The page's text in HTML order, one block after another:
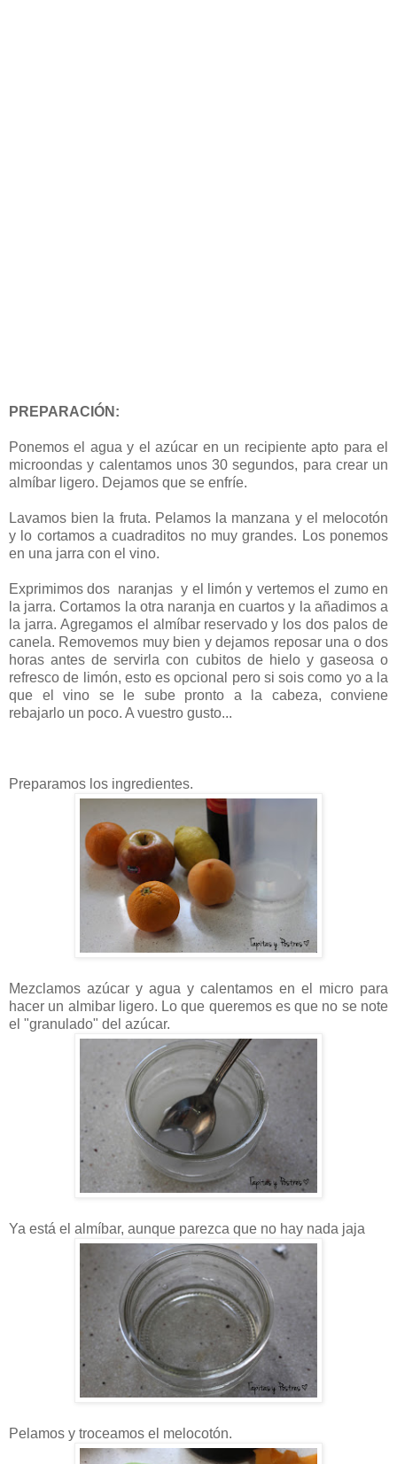
PREPARACIÓN:
Ponemos el agua y el azúcar en un recipiente apto para el
microondas y calentamos unos 30 segundos, para crear un
almíbar ligero. Dejamos que se enfríe.
Lavamos bien la fruta. Pelamos la manzana y el melocotón
y lo cortamos a cuadraditos no muy grandes. Los ponemos
en una jarra con el vino.
Exprimimos dos naranjas y el limón y vertemos el zumo en
la jarra. Cortamos la otra naranja en cuartos y la añadimos a
la jarra. Agregamos el almíbar reservado y los dos palos de
canela. Removemos muy bien y dejamos reposar una o dos
horas antes de servirla con cubitos de hielo y gaseosa o
refresco de limón, esto es opcional pero si sois como yo a la
que el vino se le sube pronto a la cabeza, conviene
rebajarlo un poco. A vuestro gusto...
Preparamos los ingredientes.
Mezclamos azúcar y agua y calentamos en el micro para
hacer un almibar ligero. Lo que queremos es que no se note
el "granulado" del azúcar.
Ya está el almíbar, aunque parezca que no hay nada jaja
Pelamos y troceamos el melocotón.